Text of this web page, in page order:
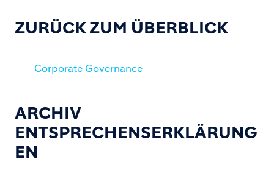
ZURÜCK ZUM ÜBERBLICK
Corporate Governance
ARCHIV
ENTSPRECHENSERKLÄRUNG
EN